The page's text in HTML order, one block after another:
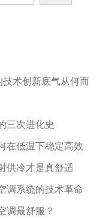
术创新底气从何而
三次进化史
在低温下稳定高效
供冷才是真舒适
调系统的技术革命
调最舒服？